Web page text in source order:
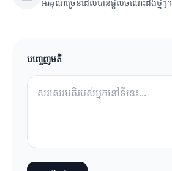
អរគុណច្រើនដែលបានផ្តល់ចំណេះដឹងថ្មីៗ។
បញ្ចេញមតិ